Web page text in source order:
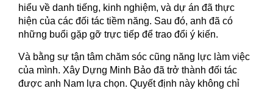
hiểu về danh tiếng, kinh nghiệm, và dự án đã thực
hiện của các đối tác tiềm năng. Sau đó, anh đã có
những buổi gặp gỡ trực tiếp để trao đổi ý kiến.
Và bằng sự tận tâm chăm sóc cũng năng lực làm việc
của mình. Xây Dựng Minh Bảo đã trở thành đối tác
được anh Nam lựa chọn. Quyết định này không chỉ